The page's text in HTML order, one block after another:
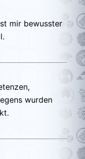
mir bewusster
wurden